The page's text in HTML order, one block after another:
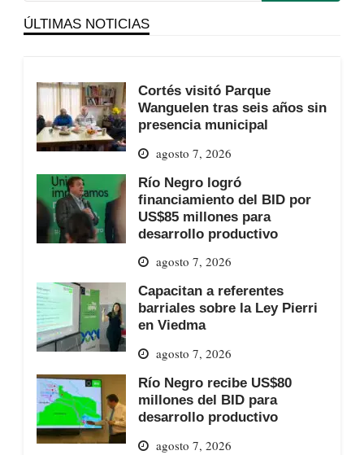
ÚLTIMAS NOTICIAS
Cortés visitó Parque
Wanguelen tras seis años sin
presencia municipal
agosto 7, 2026
Río Negro logró
financiamiento del BID por
US$85 millones para
desarrollo productivo
agosto 7, 2026
Capacitan a referentes
barriales sobre la Ley Pierri
en Viedma
agosto 7, 2026
Río Negro recibe US$80
millones del BID para
desarrollo productivo
agosto 7, 2026